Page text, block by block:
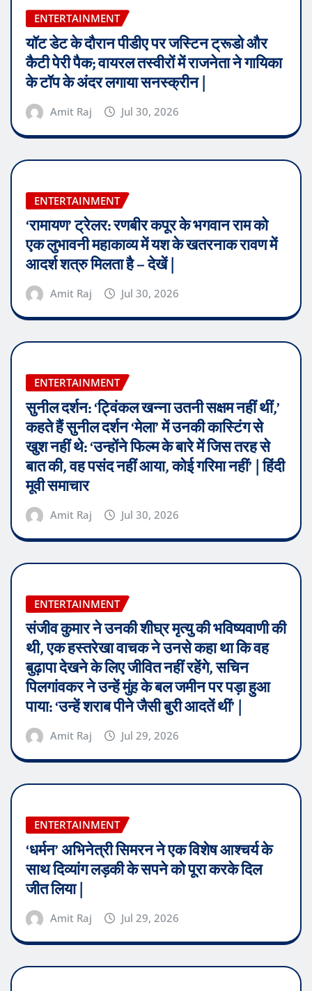
ENTERTAINMENT
यॉट डेट के दौरान पीडीए पर जस्टिन ट्रूडो और
कैटी पेरी पैक; वायरल तस्वीरों में राजनेता ने गायिका
के टॉप के अंदर लगाया सनस्क्रीन |
Amit Raj Jul 30, 2026
ENTERTAINMENT
‘रामायण’ ट्रेलर: रणबीर कपूर के भगवान राम को
एक लुभावनी महाकाव्य में यश के खतरनाक रावण में
आदर्श शत्रु मिलता है – देखें |
Amit Raj Jul 30, 2026
ENTERTAINMENT
सुनील दर्शन: ‘ट्विंकल खन्ना उतनी सक्षम नहीं थीं,’
कहते हैं सुनील दर्शन ‘मेला’ में उनकी कास्टिंग से
खुश नहीं थे: ‘उन्होंने फिल्म के बारे में जिस तरह से
बात की, वह पसंद नहीं आया, कोई गरिमा नहीं’ | हिंदी
मूवी समाचार
Amit Raj Jul 30, 2026
ENTERTAINMENT
संजीव कुमार ने उनकी शीघ्र मृत्यु की भविष्यवाणी की
थी, एक हस्तरेखा वाचक ने उनसे कहा था कि वह
बुढ़ापा देखने के लिए जीवित नहीं रहेंगे, सचिन
पिलगांवकर ने उन्हें मुंह के बल जमीन पर पड़ा हुआ
पाया: ‘उन्हें शराब पीने जैसी बुरी आदतें थीं’ |
Amit Raj Jul 29, 2026
ENTERTAINMENT
‘धर्मन’ अभिनेत्री सिमरन ने एक विशेष आश्चर्य के
साथ दिव्यांग लड़की के सपने को पूरा करके दिल
जीत लिया |
Amit Raj Jul 29, 2026